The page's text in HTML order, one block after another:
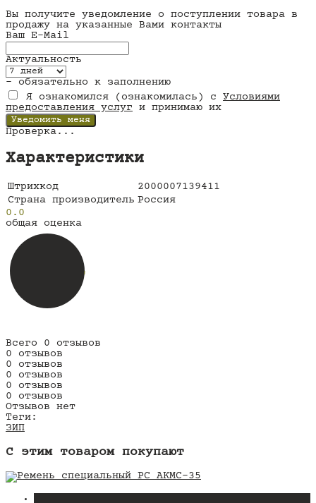
Вы получите уведомление о поступлении товара в
продажу на указанные Вами контакты
Ваш E-Mail
Актуальность
- обязательно к заполнению
Я ознакомился (ознакомилась) с Условиями
предоставления услуг и принимаю их
Проверка...
Характеристики
Штрихкод
2000007139411
Страна производитель Россия
0.0
общая оценка
Всего 0 отзывов
0 отзывов
0 отзывов
0 отзывов
0 отзывов
0 отзывов
Отзывов нет
Теги:
ЗИП
C этим товаром покупают